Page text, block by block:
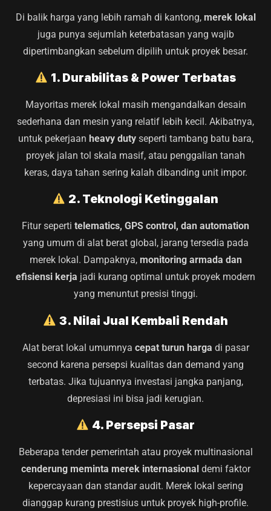
Di balik harga yang lebih ramah di kantong, merek lokal
juga punya sejumlah keterbatasan yang wajib
dipertimbangkan sebelum dipilih untuk proyek besar.
1. Durabilitas & Power Terbatas
Mayoritas merek lokal masih mengandalkan desain
sederhana dan mesin yang relatif lebih kecil. Akibatnya,
untuk pekerjaan heavy dutyseperti tambang batu bara,
proyek jalan tol skala masif, atau penggalian tanah
keras, daya tahan sering kalah dibanding unit impor.
2. Teknologi Ketinggalan
Fitur seperti telematics, GPS control, dan automation
yang umum di alat berat global, jarang tersedia pada
merek lokal. Dampaknya, monitoring armada dan
efisiensi kerja jadi kurang optimal untuk proyek modern
yang menuntut presisi tinggi.
3. Nilai Jual Kembali Rendah
Alat berat lokal umumnya cepat turun harga di pasar
second karena persepsi kualitas dan demand yang
terbatas. Jika tujuannya investasi jangka panjang,
depresiasi ini bisa jadi kerugian.
4. Persepsi Pasar
Beberapa tender pemerintah atau proyek multinasional
cenderung meminta merek internasionaldemi faktor
kepercayaan dan standar audit. Merek lokal sering
dianggap kurang prestisius untuk proyek high-profile.